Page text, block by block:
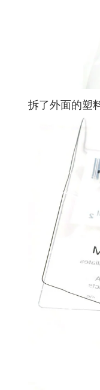
拆了外面的塑